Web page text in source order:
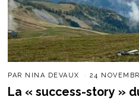
PAR NINA DEVAUX 24
La « success-story »